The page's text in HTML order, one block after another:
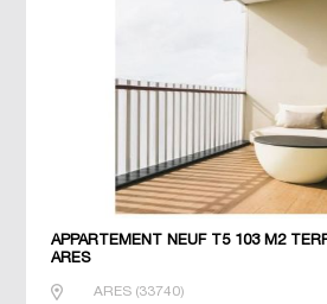
APPARTEMENT NEUF T5 103 M2
ARES
ARES(33740)